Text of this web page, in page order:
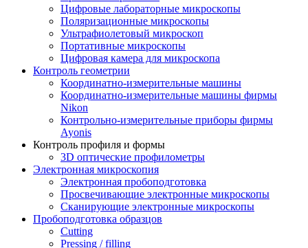
Цифровые лабораторные микроскопы
Поляризационные микроскопы
Ультрафиолетовый микроскоп
Портативные микроскопы
Цифровая камера для микроскопа
Контроль геометрии
Координатно-измерительные машины
Координатно-измерительные машины фирмы
Nikon
Контрольно-измерительные приборы фирмы
Ayonis
Контроль профиля и формы
3D оптические профилометры
Электронная микроскопия
Электронная пробоподготовка
Просвечивающие электронные микроскопы
Сканирующие электронные микроскопы
Пробоподготовка образцов
Cutting
Pressing / filling